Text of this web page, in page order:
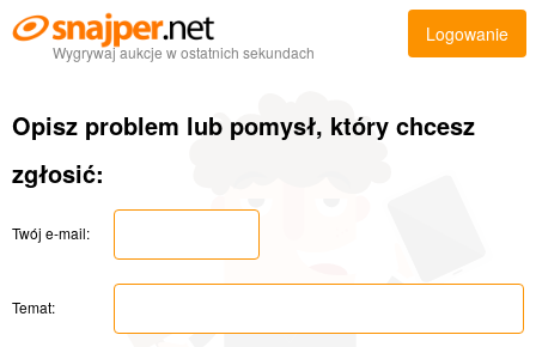
Wygrywaj aukcje w ostatnich sekundach
Logowanie
Opisz problem lub pomysł, który chcesz
zgłosić:
Twój e-mail:
Temat: